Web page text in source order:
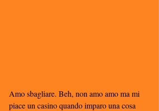
Amo sbagliare. Beh, non amo amo ma mi
piace un casino quando imparo una cosa